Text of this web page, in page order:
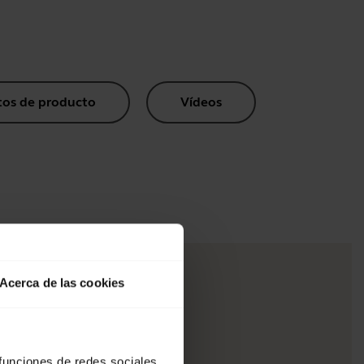
Acerca de las cookies
de redes sociales
de producto Vídeos